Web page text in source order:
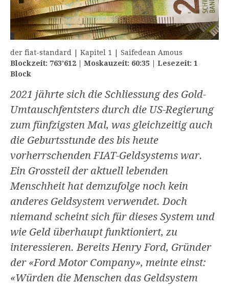
der fiat-standard | Kapitel 1 | Saifedean Amous
Blockzeit: 763’612 | Moskauzeit: 60:35 | Lesezeit: 1
Block
2021 jährte sich die Schliessung des Gold-
Umtauschfentsters durch die US-Regierung
zum fünfzigsten Mal, was gleichzeitig auch
die Geburtsstunde des bis heute
vorherrschenden FIAT-Geldsystems war.
Ein Grossteil der aktuell lebenden
Menschheit hat demzufolge noch kein
anderes Geldsystem verwendet. Doch
niemand scheint sich für dieses System und
wie Geld überhaupt funktioniert, zu
interessieren. Bereits Henry Ford, Gründer
der «Ford Motor Company», meinte einst:
«Würden die Menschen das Geldsystem